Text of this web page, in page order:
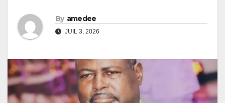
By amedee
JUIL 3, 2026